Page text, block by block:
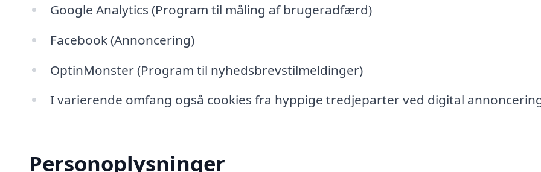
Google Analytics (Program til måling af brugeradfærd)
Facebook (Annoncering)
OptinMonster (Program til nyhedsbrevstilmeldinger)
I varierende omfang også cookies fra hyppige tredjeparter ved digital
Personoplysninger